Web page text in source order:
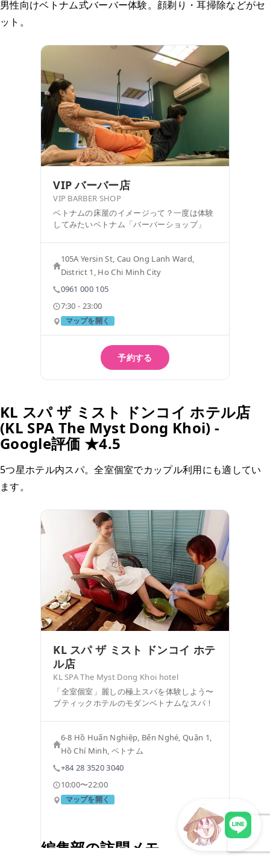
男性向けベトナム式バーバー体験。顔剃り・耳掃除などがセ
ット。
VIP バーバー店
VIP BARBER SHOP
ベトナムの床屋のイメージって？一度は体験
してみたいベトナム「バーバーショップ」
105A Yersin St, Cau Ong Lanh Ward,
District 1, Ho Chi Minh City
0961 000 105
7:30 - 23:00
マップを開く
予約する
KL スパ ザ ミスト ドンコイ ホテル店
(KL SPA The Myst Dong Khoi) -
Google評価 ★4.5
5つ星ホテル内スパ。全室個室でカップル利用にも適してい
ます。
KL スパ ザ ミスト ドンコイ ホテ
ル店
KL SPA The Myst Dong Khoi hotel
「全室個室」麗しの極上スパを体験しよう〜
ブティックホテルのモダンベトナムなスパ！
6-8 Hồ Huấn Nghiệp, Bến Nghé, Quận 1,
Hồ Chí Minh, ベトナム
+84 28 3520 3040‬
10:00〜22:00
マップを開く
編集部の訪問メモ